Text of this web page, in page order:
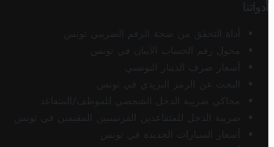
أدواتنا
أداة التحقق من صحة الرقم الضريبي تونس
محول رقم الحساب الآيبان في تونس
أسعار صرف الدينار التونسي
البحث عن الرمز البريدي في تونس
محاكي ضريبة الدخل الشخصي للموظف/المتقاعد
ضريبة الدخل للمتقاعدين الفرنسيين المقيمين في تونس
أسعار السيارات الجديدة في تونس